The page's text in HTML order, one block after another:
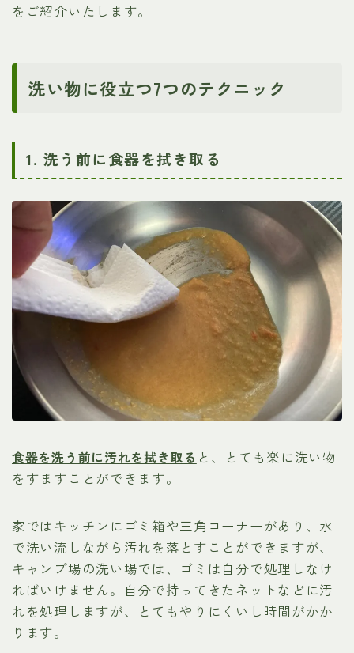
をご紹介いたします。
洗い物に役立つ7つのテクニック
1. 洗う前に食器を拭き取る
食器を洗う前に汚れを拭き取る と、とても楽に洗い物
をすますことができます。
家ではキッチンにゴミ箱や三角コーナーがあり、水
で洗い流しながら汚れを落とすことができますが、
キャンプ場の洗い場では、ゴミは自分で処理しなけ
ればいけません。自分で持ってきたネットなどに汚
れを処理しますが、とてもやりにくいし時間がかか
ります。